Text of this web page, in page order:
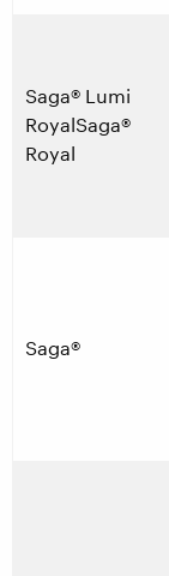
Saga® Lumi
RoyalSaga®
Royal
Saga®